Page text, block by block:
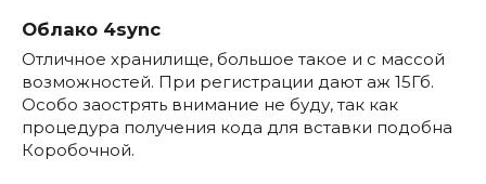
Облако 4sync
Отличное хранилище, большое такое и с массой
возможностей. При регистрации дают аж 15Гб.
Особо заострять внимание не буду, так как
процедура получения кода для вставки подобна
Коробочной.